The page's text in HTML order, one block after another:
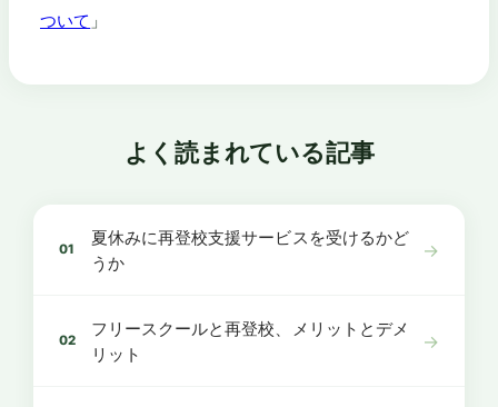
ついて 」
よく読まれている記事
01
夏休みに再登校支援サービスを受けるかど
うか
→
02
フリースクールと再登校、メリットとデメ
リット
→